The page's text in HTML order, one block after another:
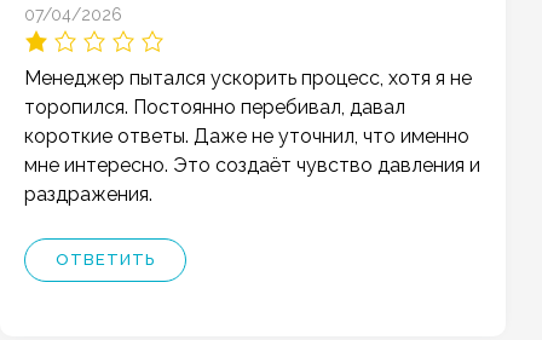
07/04/2026
Менеджер пытался ускорить процесс, хотя я не
торопился. Постоянно перебивал, давал
короткие ответы. Даже не уточнил, что именно
мне интересно. Это создаёт чувство давления и
раздражения.
ОТВЕТИТЬ